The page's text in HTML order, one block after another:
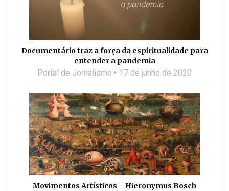
Documentário traz a força da espiritualidade para
entender a pandemia
Portal de Jornalismo 17 de junho de 2020
Movimentos Artísticos – Hieronymus Bosch